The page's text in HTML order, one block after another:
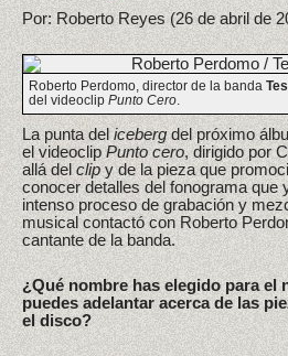
Por: Roberto Reyes (26 de abril de
Roberto Perdomo, director de la banda
del videoclip Punto Cero.
La punta delicebergdel próximo
el videoclipPunto cero, dirigido por
allá delclipy de la pieza que
conocer detalles del fonograma que
intenso proceso de grabación y
musical contactó con Roberto
cantante de la banda.
¿Qué nombre has elegido para el
puedes adelantar acerca de las
el disco?